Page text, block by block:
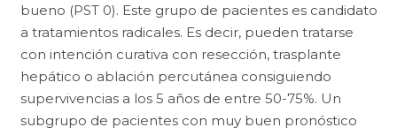
bueno (PST 0). Este grupo de pacientes es candidato
a tratamientos radicales. Es decir, pueden tratarse
con intención curativa con resección, trasplante
hepático o ablación percutánea consiguiendo
supervivencias a los 5 años de entre 50-75%. Un
subgrupo de pacientes con muy buen pronóstico